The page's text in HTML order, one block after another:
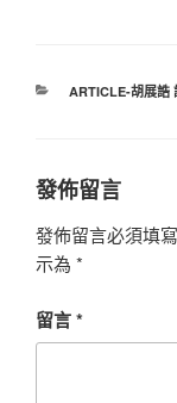
分
ARTICLE-胡展誥
發佈留言
發佈留言必須填
示為 *
留言*